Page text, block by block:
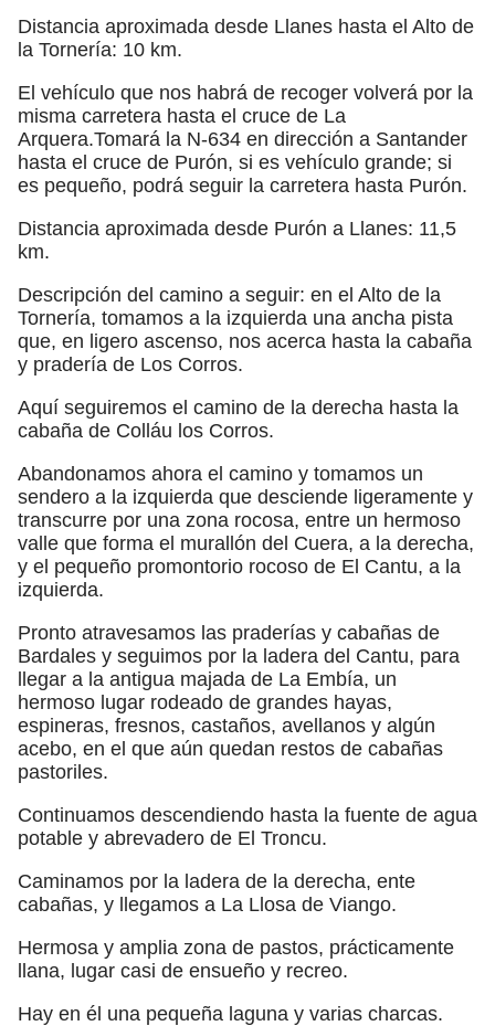
Distancia aproximada desde Llanes hasta el Alto de
la Tornería: 10 km.
El vehículo que nos habrá de recoger volverá por la
misma carretera hasta el cruce de La
Arquera.Tomará la N-634 en dirección a Santander
hasta el cruce de Purón, si es vehículo grande; si
es pequeño, podrá seguir la carretera hasta Purón.
Distancia aproximada desde Purón a Llanes: 11,5
km.
Descripción del camino a seguir: en el Alto de la
Tornería, tomamos a la izquierda una ancha pista
que, en ligero ascenso, nos acerca hasta la cabaña
y pradería de Los Corros.
Aquí seguiremos el camino de la derecha hasta la
cabaña de Colláu los Corros.
Abandonamos ahora el camino y tomamos un
sendero a la izquierda que desciende ligeramente y
transcurre por una zona rocosa, entre un hermoso
valle que forma el murallón del Cuera, a la derecha,
y el pequeño promontorio rocoso de El Cantu, a la
izquierda.
Pronto atravesamos las praderías y cabañas de
Bardales y seguimos por la ladera del Cantu, para
llegar a la antigua majada de La Embía, un
hermoso lugar rodeado de grandes hayas,
espineras, fresnos, castaños, avellanos y algún
acebo, en el que aún quedan restos de cabañas
pastoriles.
Continuamos descendiendo hasta la fuente de agua
potable y abrevadero de El Troncu.
Caminamos por la ladera de la derecha, ente
cabañas, y llegamos a La Llosa de Viango.
Hermosa y amplia zona de pastos, prácticamente
llana, lugar casi de ensueño y recreo.
Hay en él una pequeña laguna y varias charcas.